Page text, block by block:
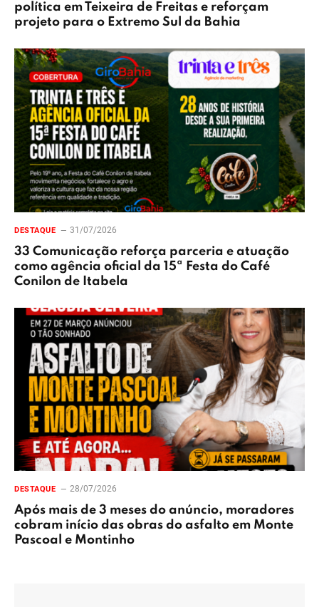
política em Teixeira de Freitas e reforçam
projeto para o Extremo Sul da Bahia
DESTAQUE 31/07/2026
33 Comunicação reforça parceria e atuação
como agência oficial da 15ª Festa do Café
Conilon de Itabela
DESTAQUE 28/07/2026
Após mais de 3 meses do anúncio, moradores
cobram início das obras do asfalto em Monte
Pascoal e Montinho